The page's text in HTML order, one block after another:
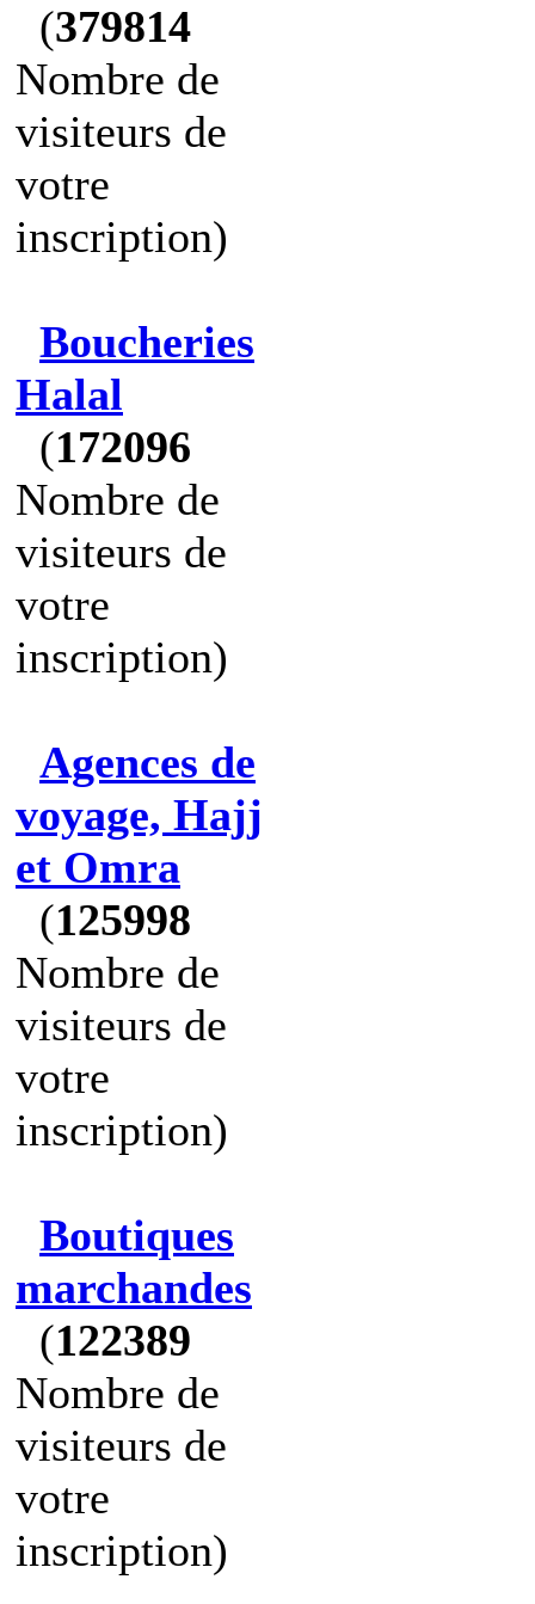
(379814
Nombre de
visiteurs de
votre
inscription)
Boucheries
Halal
(172096
Nombre de
visiteurs de
votre
inscription)
Agences de
voyage, Hajj
et Omra
(125998
Nombre de
visiteurs de
votre
inscription)
Boutiques
marchandes
(122389
Nombre de
visiteurs de
votre
inscription)